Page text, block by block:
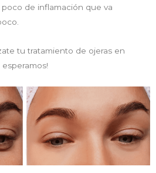
de inflamación que va
tu tratamiento de ojeras en
esperamos!